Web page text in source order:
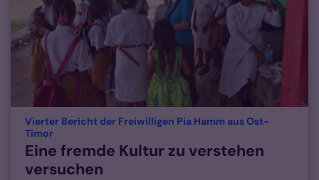
Vierter Bericht der Freiwilligen Pia Hamm aus Ost-
Timor:
Eine fremde Kultur zu verstehen
versuchen